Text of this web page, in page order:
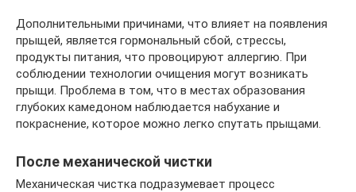
Дополнительными причинами, что влияет на появления
прыщей, является гормональный сбой, стрессы,
продукты питания, что провоцируют аллергию. При
соблюдении технологии очищения могут возникать
прыщи. Проблема в том, что в местах образования
глубоких камедоном наблюдается набухание и
покраснение, которое можно легко спутать прыщами.
После механической чистки
Механическая чистка подразумевает процесс